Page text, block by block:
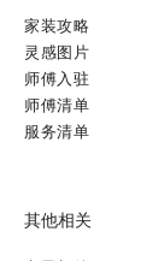
家装攻略
灵感图片
师傅入驻
师傅清单
服务清单
其他相关